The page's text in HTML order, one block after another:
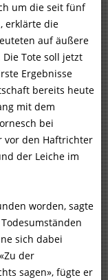
um die seit fünf
erklärte die
auf äußere
Tote soll jetzt
Ergebnisse
bereits heute
mit dem
bei
vor den Haftrichter
der Leiche im
worden, sagte
sich dabei
der
sagen», fügte er